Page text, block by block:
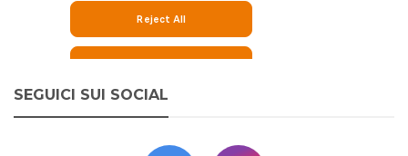
SEGUICI SUI SOCIAL